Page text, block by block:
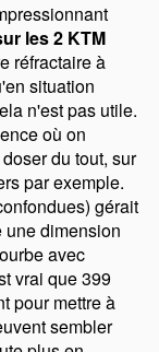
les 2 KTM
réfractaire à
situation
n'est pas utile.
où on
du tout, sur
par exemple.
gérait
une dimension
avec
vrai que 399
pour mettre à
sembler